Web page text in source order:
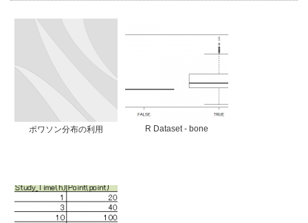
ポワソン分布の利用 R Dataset - bone